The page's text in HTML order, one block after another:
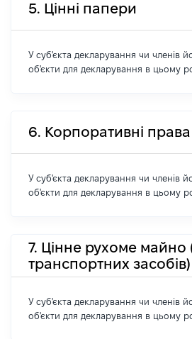
5. Цінні папери
У суб'єкта декларування чи членів
об'єкти для декларування в цьому
6. Корпоративні права
У суб'єкта декларування чи членів
об'єкти для декларування в цьому
7. Цінне рухоме майно
транспортних засобів)
У суб'єкта декларування чи членів
об'єкти для декларування в цьому